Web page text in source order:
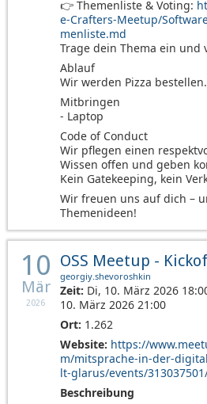
👉 Themenliste & Voting:
e-Crafters-Meetup/
menliste.md
Trage dein Thema ein und
Ablauf
Wir werden Pizza bestellen.
Mitbringen
- Laptop
Code of Conduct
Wir pflegen einen
Wissen offen und geben
Kein Gatekeeping, kein
Wir freuen uns auf dich –
Themenideen!
10
Mär
2026
OSS Meetup -
georgiy.shevoroshkin
Zeit: Di, 10. März 2026
10. März 2026 21:00
Ort: 1.262
Website: https://
m/mitsprache-in-der-
lt-glarus/events/
Beschreibung